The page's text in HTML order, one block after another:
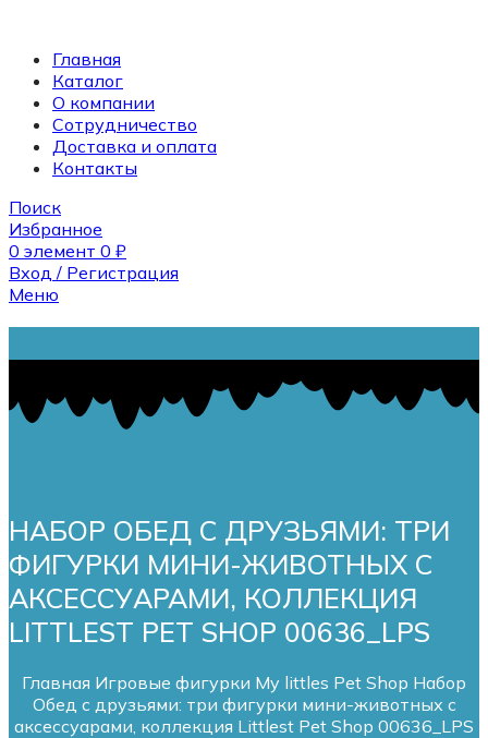
Главная
Каталог
О компании
Сотрудничество
Доставка и оплата
Контакты
Поиск
Избранное
0 элемент 0 ₽
Вход / Регистрация
Меню
0элемент 0₽
НАБОР ОБЕД С ДРУЗЬЯМИ: ТРИ
ФИГУРКИ МИНИ-ЖИВОТНЫХ С
АКСЕССУАРАМИ, КОЛЛЕКЦИЯ
LITTLEST PET SHOP 00636_LPS
Главная Игровые фигурки My littles Pet Shop Набор
Обед с друзьями: три фигурки мини-животных с
аксессуарами, коллекция Littlest Pet Shop 00636_LPS